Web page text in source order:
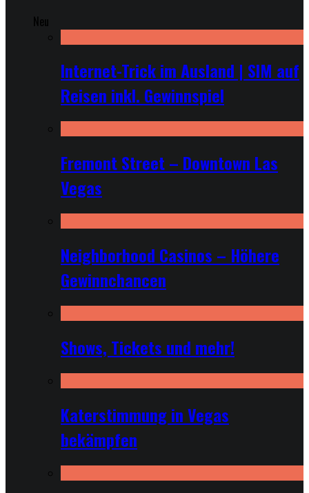
Neu
Internet-Trick im Ausland | SIM auf
Reisen inkl. Gewinnspiel
Fremont Street – Downtown Las
Vegas
Neighborhood Casinos – Höhere
Gewinnchancen
Shows, Tickets und mehr!
Katerstimmung in Vegas
bekämpfen